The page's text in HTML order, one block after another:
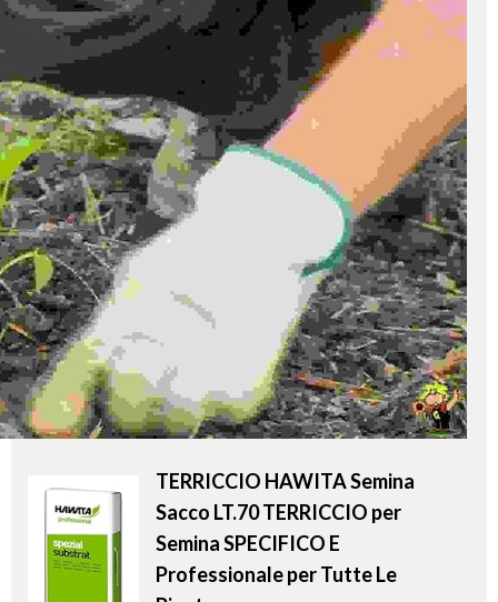
TERRICCIO HAWITA Semina
Sacco LT.70 TERRICCIO per
Semina SPECIFICO E
Professionale per Tutte Le